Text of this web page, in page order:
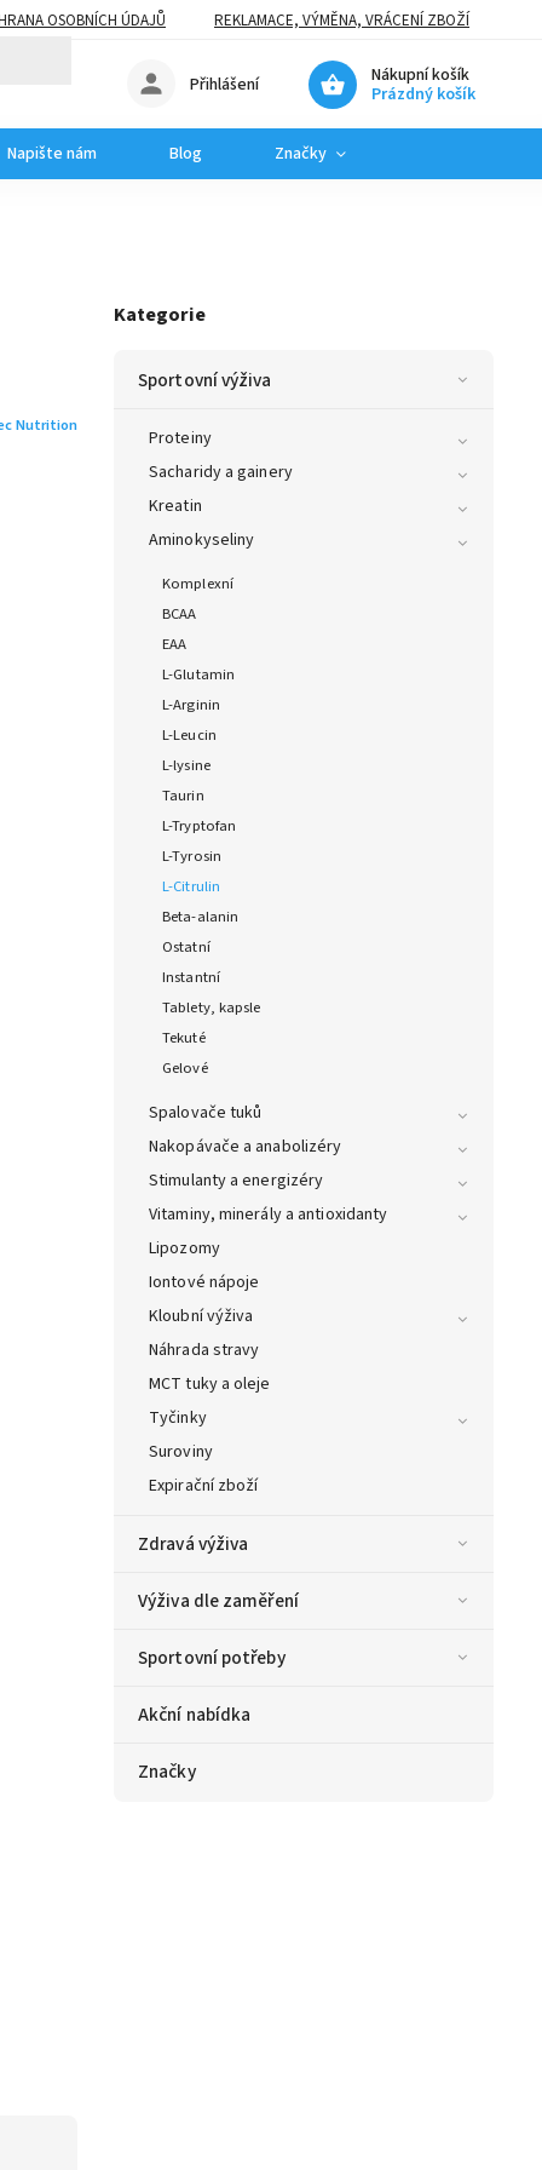
OSOBNÍCH ÚDAJŮ REKLAMACE, VÝMĚNA, VRÁCENÍ ZBOŽÍ
Nákupní košík
Prázdný košík
Přihlášení
Napište nám Blog Značky
Kategorie
Sportovní výživa
Proteiny
Sacharidy a gainery
Kreatin
Aminokyseliny
Komplexní
BCAA
EAA
L-Glutamin
L-Arginin
L-Leucin
L-lysine
Taurin
L-Tryptofan
L-Tyrosin
L-Citrulin
Beta-alanin
Ostatní
Instantní
Tablety, kapsle
Tekuté
Gelové
Spalovače tuků
Nakopávače a anabolizéry
Stimulanty a energizéry
Vitaminy, minerály a antioxidanty
Lipozomy
Iontové nápoje
Kloubní výživa
Náhrada stravy
MCT tuky a oleje
Tyčinky
Suroviny
Expirační zboží
Zdravá výživa
Výživa dle zaměření
Sportovní potřeby
Akční nabídka
Značky
Nutrition